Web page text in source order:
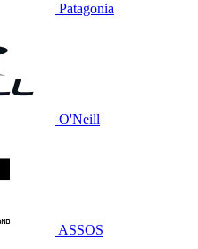
Patagonia
O'Neill
ASSOS